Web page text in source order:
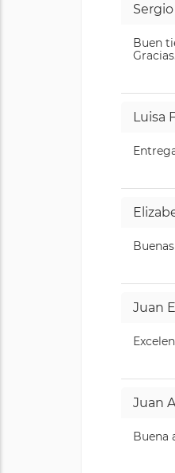
Buen
Gracias.
Luisa
Juan
Juan
Buena